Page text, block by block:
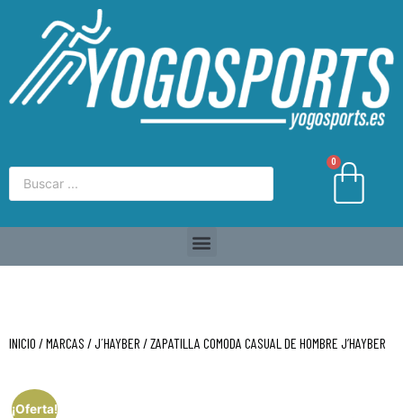
0
INICIO /MARCAS /J´HAYBER / ZAPATILLA COMODA CASUAL DE HOMBRE J’HAYBER
¡Oferta!